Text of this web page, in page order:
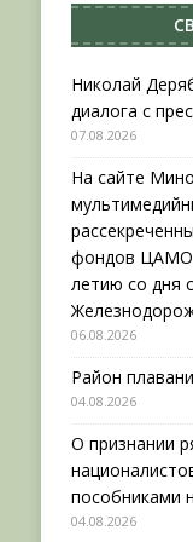
Николай
диалога с
07.08.2026
На сайте
фондов ЦАМО
летию со дня
06.08.2026
Район
04.08.2026
О признании
пособниками
04.08.2026